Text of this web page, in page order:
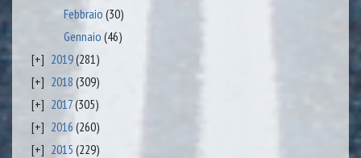
Febbraio (30)
Gennaio (46)
2019(281)
2018 (309)
2017(305)
2016 (260)
2015 (229)